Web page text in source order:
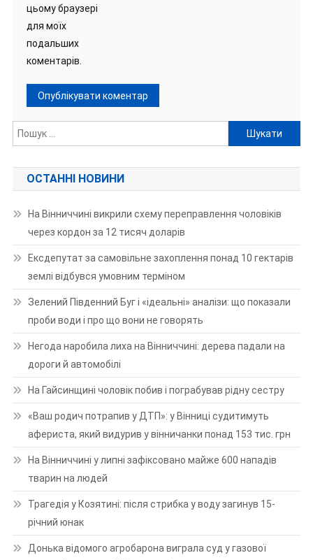
цьому браузері
для моїх
подальших
коментарів.
Пошук:
ОСТАННІ НОВИНИ
На Вінниччині викрили схему переправлення чоловіків
через кордон за 12 тисяч доларів
Ексдепутат за самовільне захоплення понад 10 гектарів
землі відбувся умовним терміном
Зелений Південний Буг і «ідеальні» аналізи: що показали
проби води і про що вони не говорять
Негода наробила лиха на Вінниччині: дерева падали на
дороги й автомобілі
На Гайсинщині чоловік побив і пограбував рідну сестру
«Ваш родич потрапив у ДТП»: у Вінниці судитимуть
афериста, який видурив у вінничанки понад 153 тис. грн
На Вінниччині у липні зафіксовано майже 600 нападів
тварин на людей
Трагедія у Козятині: після стрибка у воду загинув 15-
річний юнак
Донька відомого агробарона виграла суд у газової